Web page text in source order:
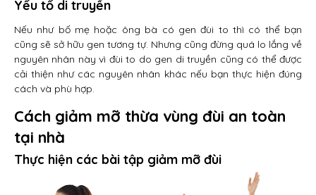
Yếu tố di truyền
Nếu như bố mẹ hoặc ông bà có gen đùi to thì có thể bạn
cũng sẽ sở hữu gen tương tự. Nhưng cũng đừng quá lo lắng về
nguyên nhân này vì đùi to do gen di truyền cũng có thể được
cải thiện như các nguyên nhân khác nếu bạn thực hiện đúng
cách và phù hợp.
Cách giảm mỡ thừa vùng đùi an toàn
tại nhà
Thực hiện các bài tập giảm mỡ đùi